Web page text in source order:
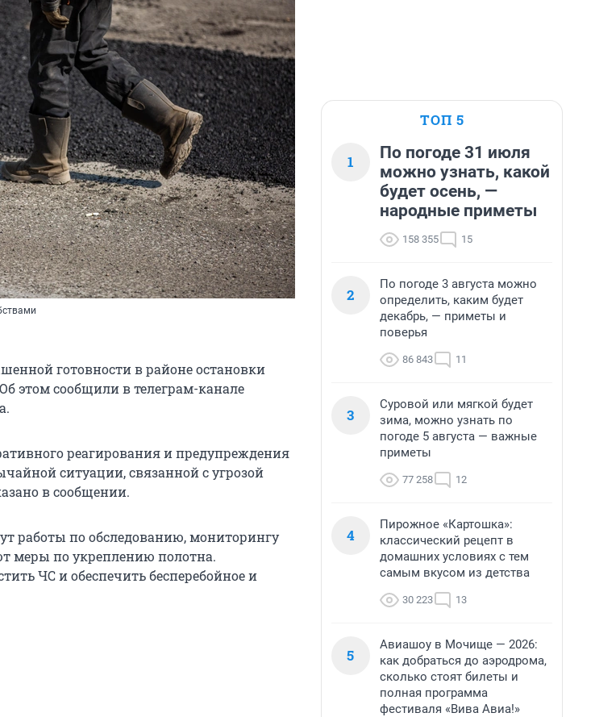
готовности в районе остановки
этом сообщили в телеграм-канале
реагирования и предупреждения
ситуации, связанной с угрозой
в сообщении.
работы по обследованию, мониторингу
меры по укреплению полотна.
ЧС и обеспечить бесперебойное и
ТОП 5
1
По погоде 31 июля
можно узнать, какой
будет осень, —
народные приметы
158 355 15
2
По погоде 3 августа можно
определить, каким будет
декабрь, — приметы и
поверья
86 843 11
3
Суровой или мягкой будет
зима, можно узнать по
погоде 5 августа — важные
приметы
77 258 12
4
Пирожное «Картошка»:
классический рецепт в
домашних условиях с тем
самым вкусом из детства
30 223 13
5
Авиашоу в Мочище — 2026:
как добраться до аэродрома,
сколько стоят билеты и
полная программа
фестиваля «Вива Авиа!»